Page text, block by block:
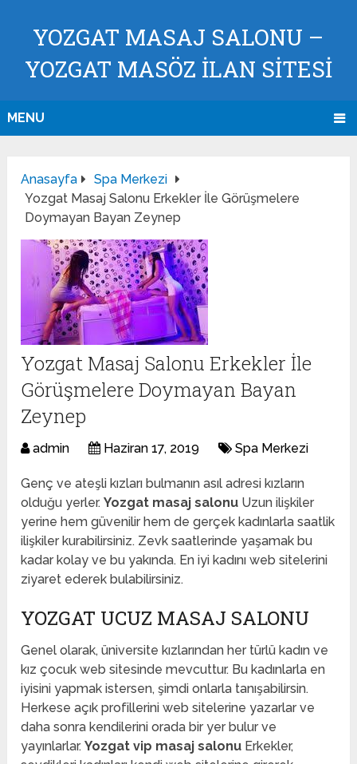
YOZGAT MASAJ SALONU –
YOZGAT MASÖZ İLAN SİTESİ
MENU
Anasayfa
Spa Merkezi
Yozgat Masaj Salonu Erkekler İle Görüşmelere
Doymayan Bayan Zeynep
Yozgat Masaj Salonu Erkekler İle
Görüşmelere Doymayan Bayan
Zeynep
admin Haziran 17, 2019 Spa Merkezi
Genç ve ateşli kızları bulmanın asıl adresi kızların
olduğu yerler.Yozgat masaj salonu Uzun ilişkiler
yerine hem güvenilir hem de gerçek kadınlarla saatlik
ilişkiler kurabilirsiniz. Zevk saatlerinde yaşamak bu
kadar kolay ve bu yakında. En iyi kadını web sitelerini
ziyaret ederek bulabilirsiniz.
YOZGAT UCUZ MASAJ SALONU
Genel olarak, üniversite kızlarından her türlü kadın ve
kız çocuk web sitesinde mevcuttur. Bu kadınlarla en
iyisini yapmak istersen, şimdi onlarla tanışabilirsin.
Herkese açık profillerini web sitelerine yazarlar ve
daha sonra kendilerini orada bir yer bulur ve
yayınlarlar.Yozgat vip masaj salonu Erkekler,